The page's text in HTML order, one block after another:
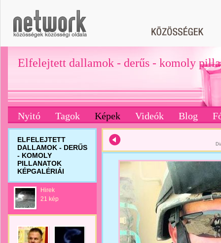
Elfelejtett dallamok - derűs - komoly
Nyitó Tagok Képek Videók Blog
ELFELEJTETT
DALLAMOK - DERŰS
- KOMOLY
PILLANATOK
KÉPGALÉRIÁI
Hirek
21 kép